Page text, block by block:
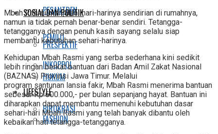
PESANTREN
PEMILU
INKOPPOL
LIFESTYLE
FASHION
SOSIAL DAN POLITIK
PRESPEKTIF
HUKUM
BIROKRASI
Mbah Rasmi menjalani hari-harinya sendirian di rumahnya,
namun ia tidak pernah benar-benar sendiri. Tetangga-
tetangganya dengan penuh kasih sayang selalu siap
membantu kebutuhan sehari-harinya.
Kehidupan Mbah Rasmi yang serba sederhana kini sedikit
lebih ringan berkat bantuan dari Badan Amil Zakat Nasional
(BAZNAS) Provinsi Jawa Timur. Melalui
program santunan lansia fakir, Mbah Rasmi menerima bantuan
sebesar Rp 600.000,- per bulan sepanjang hayat. Bantuan ini
diharapkan dapat membantu memenuhi kebutuhan dasar
sehari-hari Mbah Rasmi yang telah banyak dibantu oleh
kebaikan hati tetangga-tetangganya.